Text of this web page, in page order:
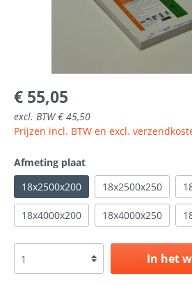
€ 55,05
excl. BTW € 45,50
Prijzen incl. BTW en excl.
Afmeting plaat
18x2500x200
18x2500x250
18x4000x200 18x4000x250
In het